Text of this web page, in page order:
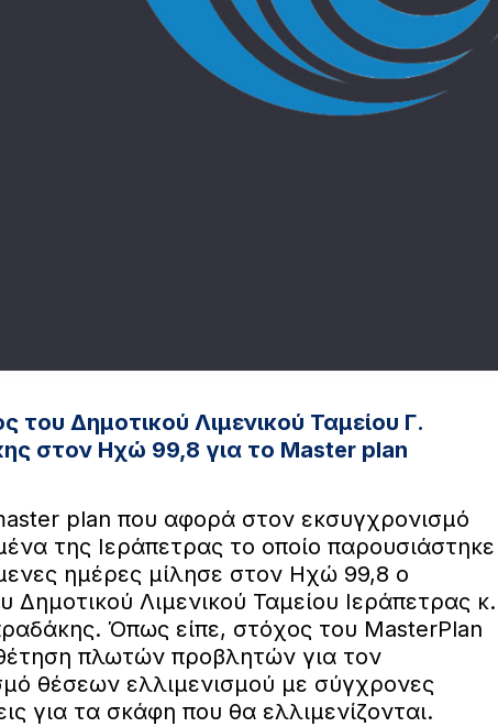
του Δημοτικού Λιμενικού Ταμείου Γ.
στον Ηχώ 99,8 για το Master plan
plan που αφορά στον εκσυγχρονισμό
της Ιεράπετρας το οποίο παρουσιάστηκε
ημέρες μίλησε στον Ηχώ 99,8 ο
Δημοτικού Λιμενικού Ταμείου Ιεράπετρας κ.
Όπως είπε, στόχος του MasterPlan
πλωτών προβλητών για τον
θέσεων ελλιμενισμού με σύγχρονες
για τα σκάφη που θα ελλιμενίζονται.